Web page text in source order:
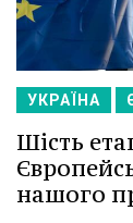
УКРАЇНА
Шість
нашого